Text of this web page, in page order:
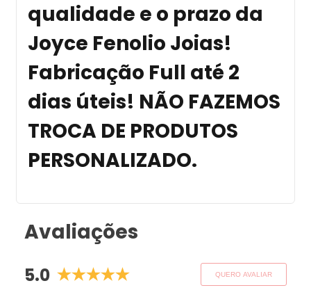
qualidade e o prazo da
Joyce Fenolio Joias!
Fabricação Full até 2
dias úteis! NÃO FAZEMOS
TROCA DE PRODUTOS
PERSONALIZADO.
Avaliações
5.0 QUERO AVALIAR